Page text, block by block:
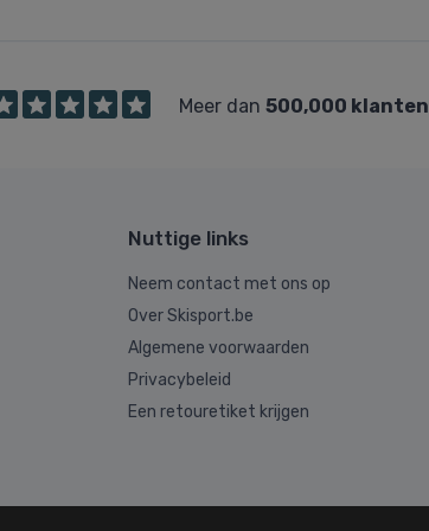
Meer dan 500,000 klanten
Nuttige links
Neem contact met ons op
Over Skisport.be
Algemene voorwaarden
Privacybeleid
Een retouretiket krijgen